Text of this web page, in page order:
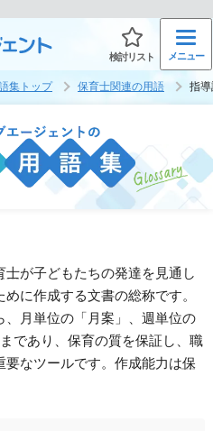
検討リスト メニュー
集トップ 保育士関連の用語 指
士が子どもたちの発達を見通し
に作成する文書の総称です。
月単位の「月案」、週単位の
であり、保育の質を保証し、職
要なツールです。作成能力は保